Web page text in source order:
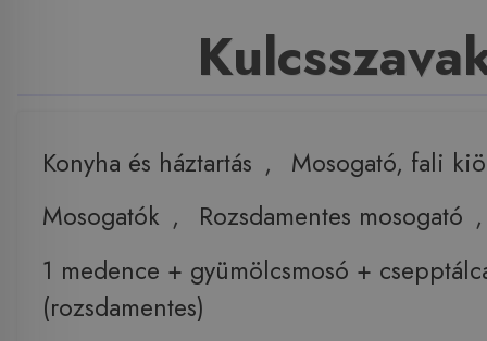
Konyha és háztartás ,
Mosogató, fali
Mosogatók , Rozsdamentes mosogató ,
1 medence + gyümölcsmosó +
(rozsdamentes)